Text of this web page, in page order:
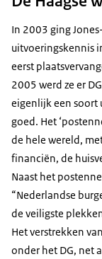
In 2003 ging
uitvoeringskennis
eerst
2005 werd ze er
eigenlijk een soort
goed. Het
de hele wereld,
financiën, de
Naast het
“Nederlandse
de veiligste
Het verstrekken
onder het DG, net